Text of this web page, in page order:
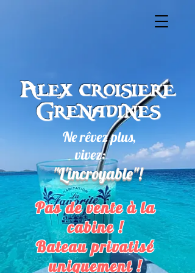
Alex croisiere
Grenadines
Ne rêvez plus,
vivez:
"L'incroyable"!
Pas de vente à la
cabine !
Bateau privatisé
uniquement !